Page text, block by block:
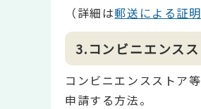
（詳細は郵送による証
3.コンビニエンス
コンビニエンスストア
申請する方法。